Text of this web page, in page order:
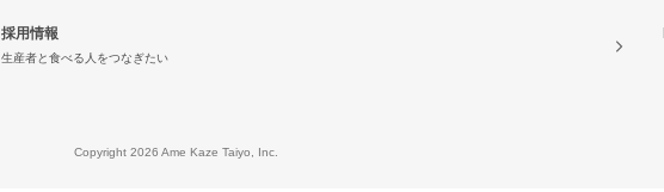
採用情報
生産者と食べる人をつなぎたい
Copyright 2026 Ame Kaze Taiyo, Inc.